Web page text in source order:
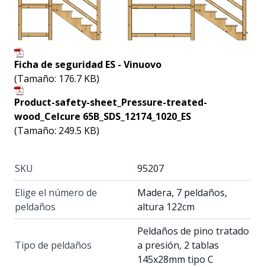
Ficha de seguridad ES - Vinuovo
(Tamaño: 176.7 KB)
Product-safety-sheet_Pressure-treated-
wood_Celcure 65B_SDS_12174_1020_ES
(Tamaño: 249.5 KB)
SKU
95207
Elige el número de
peldaños
Madera, 7 peldaños,
altura 122cm
Tipo de peldaños
Peldaños de pino tratado
a presión, 2 tablas
145x28mm tipo C